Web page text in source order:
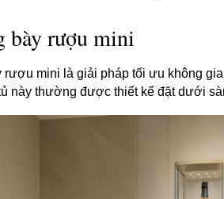
bày rượu mini
rượu mini là giải pháp tối ưu không
này thường được thiết kế đặt dưới